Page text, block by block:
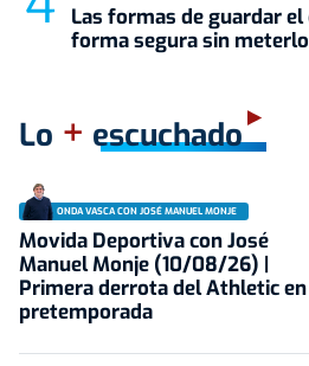
Las formas de guardar el
forma segura sin
Lo + escuchado
ONDA VASCA CON JOSÉ MANUEL MONJE
Movida Deportiva con José
Manuel Monje (10/08/26) |
Primera derrota del Athletic en
pretemporada